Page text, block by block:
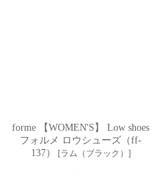
forme 【WOMEN'S】 Low shoes
フォルメ ロウシューズ（ff-
137）
[ラム（ブラック） ]